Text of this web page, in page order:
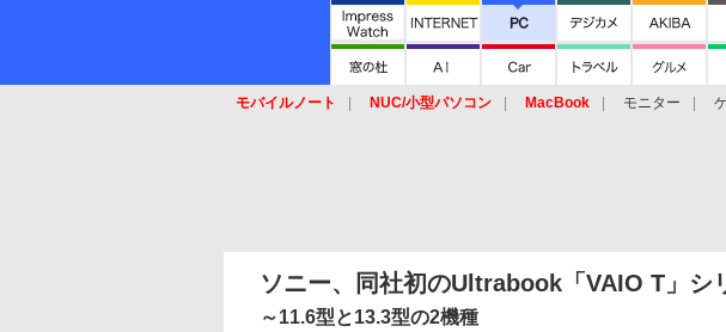
モバイルノート NUC/小型パソコン MacBook モニター
ソニー、同社初のUltrabook「VAIO T」シ
～11.6型と13.3型の2機種